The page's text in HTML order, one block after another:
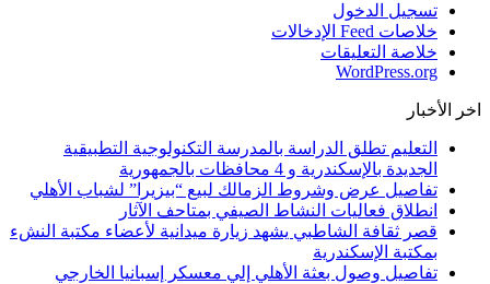
تسجيل الدخول
خلاصات Feed الإدخالات
خلاصة التعليقات
WordPress.org
اخر الأخبار
التعليم تطلق الدراسة بالمدرسة التكنولوجية التطبيقية
الجديدة بالإسكندرية و 4 محافظات بالجمهورية
تفاصيل عرض وشروط الزمالك لبيع “بيزيرا” لشباب الأهلي
انطلاق فعاليات النشاط الصيفي بمتاحف الآثار
قصر ثقافة الشاطبي يشهد زيارة ميدانية لأعضاء مكتبة النشء
بمكتبة الإسكندرية
تفاصيل وصول بعثة الأهلي إلي معسكر إسبانيا الخارجي